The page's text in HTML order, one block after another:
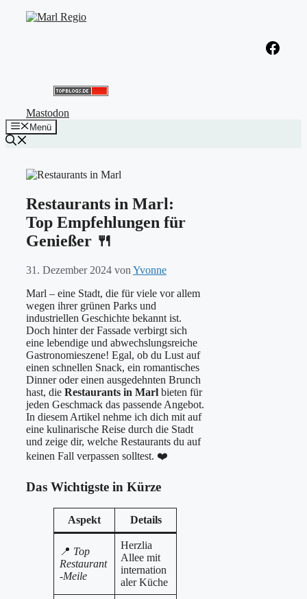
Facebook
Mastodon
Menü
Restaurants in Marl:
Top Empfehlungen für
Genießer 🍴
31. Dezember 2024 von Yvonne
Marl – eine Stadt, die für viele vor allem
wegen ihrer grünen Parks und
industriellen Geschichte bekannt ist.
Doch hinter der Fassade verbirgt sich
eine lebendige und abwechslungsreiche
Gastronomieszene! Egal, ob du Lust auf
einen schnellen Snack, ein romantisches
Dinner oder einen ausgedehnten Brunch
hast, die Restaurants in Marl bieten für
jeden Geschmack das passende Angebot.
In diesem Artikel nehme ich dich mit auf
eine kulinarische Reise durch die Stadt
und zeige dir, welche Restaurants du auf
keinen Fall verpassen solltest. ❤️
Das Wichtigste in Kürze
Aspekt Details
📍 Top
Restaurant
-Meile
Herzlia
Allee mit
internation
aler Küche